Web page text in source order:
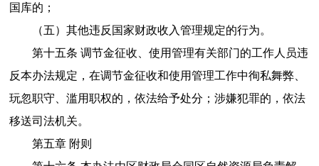
国库的；
（五）其他违反国家财政收入管理规定的行为。
第十五条 调节金征收、使用管理有关部门的工作人员违
反本办法规定，在调节金征收和使用管理工作中徇私舞弊、
玩忽职守、滥用职权的，依法给予处分；涉嫌犯罪的，依法
移送司法机关。
第五章 附则